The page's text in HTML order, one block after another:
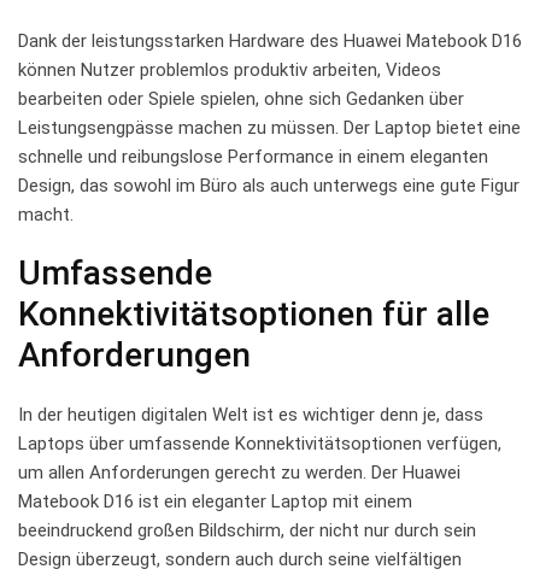
Dank der ⁣leistungsstarken Hardware des Huawei‌ Matebook D16
⁤können Nutzer problemlos produktiv arbeiten, Videos
bearbeiten oder Spiele spielen, ohne sich Gedanken über
Leistungsengpässe machen zu müssen. Der Laptop bietet eine
schnelle ‍und reibungslose Performance in einem eleganten
Design, ‌das sowohl im Büro als auch unterwegs eine gute Figur
macht.
Umfassende‌
Konnektivitätsoptionen für alle
Anforderungen
In⁢ der ‌heutigen digitalen Welt ist​ es wichtiger denn je, dass‌
Laptops über umfassende Konnektivitätsoptionen verfügen,
‍um allen Anforderungen gerecht zu werden. Der Huawei
Matebook ⁢D16 ‌ist ein eleganter Laptop mit⁣ einem⁤
beeindruckend großen Bildschirm, ‌der nicht nur⁤ durch sein
Design überzeugt, sondern auch durch seine vielfältigen